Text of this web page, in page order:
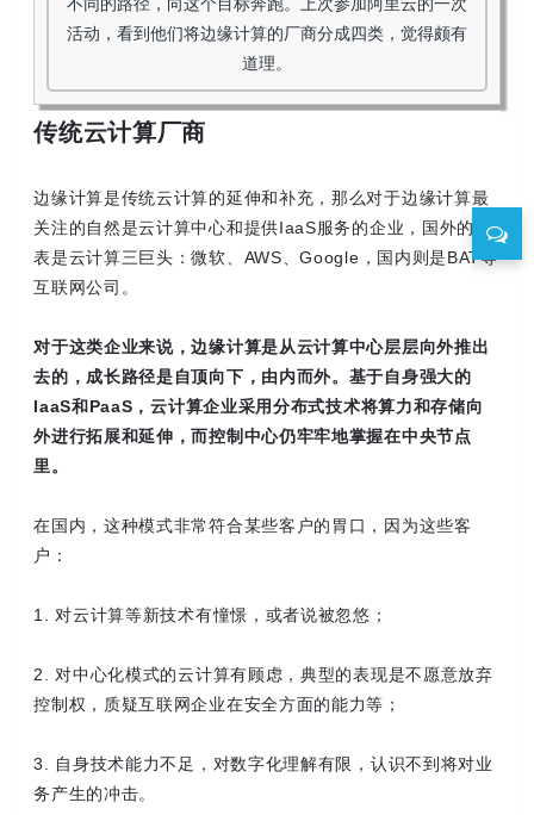
活动，看到他们将边缘计算的厂商分成四类，觉得颇有
道理。
传统云计算厂商
边缘计算是传统云计算的延伸和补充，那么对于边缘计算最
关注的自然是云计算中心和提供IaaS服务的企业，国外的代
表是云计算三巨头：微软、AWS、Google，国内则是BAT等
互联网公司。
对于这类企业来说，边缘计算是从云计算中心层层向外推出
去的，成长路径是自顶向下，由内而外。基于自身强大的
IaaS和PaaS，云计算企业采用分布式技术将算力和存储向
外进行拓展和延伸，而控制中心仍牢牢地掌握在中央节点
里。
在国内，这种模式非常符合某些客户的胃口，因为这些客
户：
1. 对云计算等新技术有憧憬，或者说被忽悠；
2. 对中心化模式的云计算有顾虑，典型的表现是不愿意放弃
控制权，质疑互联网企业在安全方面的能力等；
3. 自身技术能力不足，对数字化理解有限，认识不到将对业
务产生的冲击。